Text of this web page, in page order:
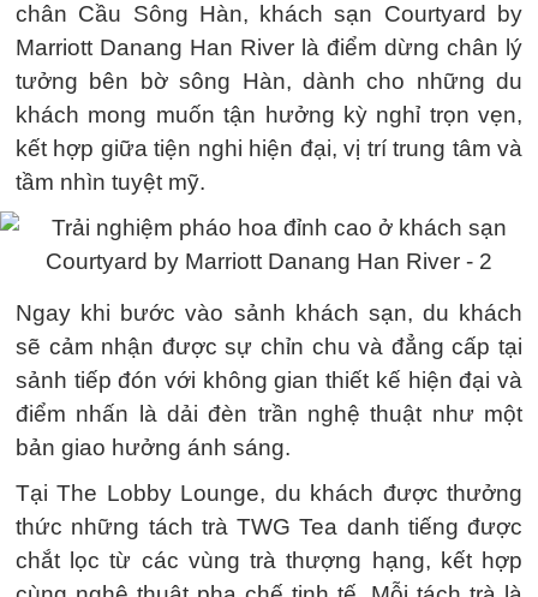
chân Cầu Sông Hàn, khách sạn Courtyard by
Marriott Danang Han River là điểm dừng chân lý
tưởng bên bờ sông Hàn, dành cho những du
khách mong muốn tận hưởng kỳ nghỉ trọn vẹn,
kết hợp giữa tiện nghi hiện đại, vị trí trung tâm và
tầm nhìn tuyệt mỹ.
Ngay khi bước vào sảnh khách sạn, du khách
sẽ cảm nhận được sự chỉn chu và đẳng cấp tại
sảnh tiếp đón với không gian thiết kế hiện đại và
điểm nhấn là dải đèn trần nghệ thuật như một
bản giao hưởng ánh sáng.
Tại The Lobby Lounge, du khách được thưởng
thức những tách trà TWG Tea danh tiếng được
chắt lọc từ các vùng trà thượng hạng, kết hợp